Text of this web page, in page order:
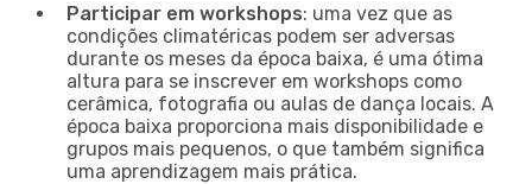
Participar em workshops: uma vez que as
condições climatéricas podem ser adversas
durante os meses da época baixa, é uma ótima
altura para se inscrever em workshops como
cerâmica, fotografia ou aulas de dança locais. A
época baixa proporciona mais disponibilidade e
grupos mais pequenos, o que também significa
uma aprendizagem mais prática.